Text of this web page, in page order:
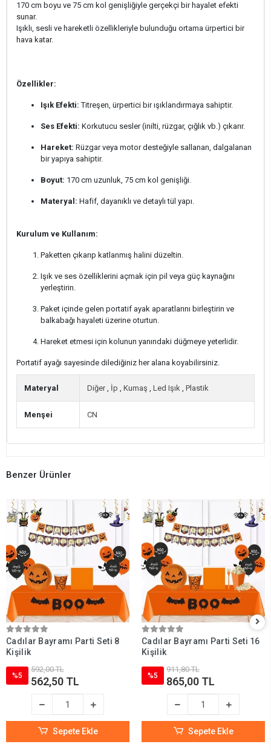
170 cm boyu ve 75 cm kol genişliğiyle gerçekçi bir hayalet efekti
sunar.
Işıklı, sesli ve hareketli özellikleriyle bulunduğu ortama ürpertici bir
hava katar.
Özellikler:
Işık Efekti: Titreşen, ürpertici bir ışıklandırmaya sahiptir.
Ses Efekti: Korkutucu sesler (inilti, rüzgar, çığlık vb.) çıkarır.
Hareket: Rüzgar veya motor desteğiyle sallanan, dalgalanan
bir yapıya sahiptir.
Boyut: 170 cm uzunluk, 75 cm kol genişliği.
Materyal: Hafif, dayanıklı ve detaylı tül yapı.
Kurulum ve Kullanım:
Paketten çıkarıp katlanmış halini düzeltin.
Işık ve ses özelliklerini açmak için pil veya güç kaynağını
yerleştirin.
Paket içinde gelen portatif ayak aparatlarını birleştirin ve
balkabağı hayaleti üzerine oturtun.
Hareket etmesi için kolunun yanındaki düğmeye yeterlidir.
Portatif ayağı sayesinde dilediğiniz her alana koyabilirsiniz.
Materyal Diğer, İp , Kumaş , Led Işık , Plastik
Menşei CN
Benzer Ürünler
Cadılar Bayramı Parti Seti 8
Kişilik
%5
592,00 TL
562,50 TL
Sepete Ekle
Cadılar Bayramı Parti Seti 16
Kişilik
%5
911,80 TL
865,00 TL
Sepete Ekle